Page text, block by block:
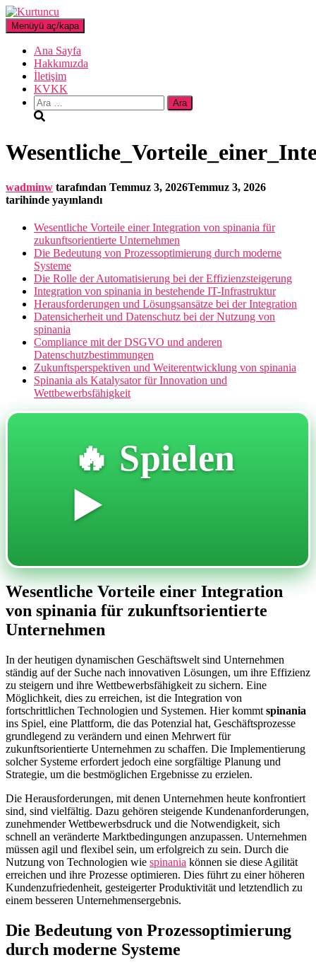
Menüyü aç/kapa
Ana Sayfa
Hakkımızda
İletişim
KVKK
Arama:
wadminw tarafından Temmuz 3, 2026Temmuz 3, 2026
tarihinde yayınlandı
Wesentliche Vorteile einer Integration von spinania für
zukunftsorientierte Unternehmen
Die Bedeutung von Prozessoptimierung durch moderne
Systeme
Die Rolle der Automatisierung bei der Effizienzsteigerung
Integration von spinania in bestehende IT-Infrastruktur
Herausforderungen und Lösungsansätze bei der Integration
Datensicherheit und Datenschutz bei der Nutzung von
spinania
Compliance mit der DSGVO und anderen
Datenschutzbestimmungen
Zukunftsperspektiven und Weiterentwicklung von spinania
Spinania als Katalysator für Innovation und
Wettbewerbsfähigkeit
🔥 Spielen
▶️
Wesentliche Vorteile einer Integration
von spinania für zukunftsorientierte
Unternehmen
In der heutigen dynamischen Geschäftswelt sind Unternehmen
ständig auf der Suche nach innovativen Lösungen, um ihre Effizienz
zu steigern und ihre Wettbewerbsfähigkeit zu sichern. Eine
Möglichkeit, dies zu erreichen, ist die Integration von
fortschrittlichen Technologien und Systemen. Hier kommt spinania
ins Spiel, eine Plattform, die das Potenzial hat, Geschäftsprozesse
grundlegend zu verändern und einen Mehrwert für
zukunftsorientierte Unternehmen zu schaffen. Die Implementierung
solcher Systeme erfordert jedoch eine sorgfältige Planung und
Strategie, um die bestmöglichen Ergebnisse zu erzielen.
Die Herausforderungen, mit denen Unternehmen heute konfrontiert
sind, sind vielfältig. Dazu gehören steigende Kundenanforderungen,
zunehmender Wettbewerbsdruck und die Notwendigkeit, sich
schnell an veränderte Marktbedingungen anzupassen. Unternehmen
müssen agil und flexibel sein, um erfolgreich zu sein. Durch die
Nutzung von Technologien wie spinania können sie diese Agilität
erreichen und ihre Prozesse optimieren. Dies führt zu einer höheren
Kundenzufriedenheit, gesteigerter Produktivität und letztendlich zu
einem besseren Unternehmensergebnis.
Die Bedeutung von Prozessoptimierung
durch moderne Systeme